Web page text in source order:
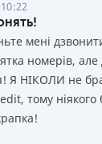
мені
номерів, але
Я НІКОЛИ не
тому